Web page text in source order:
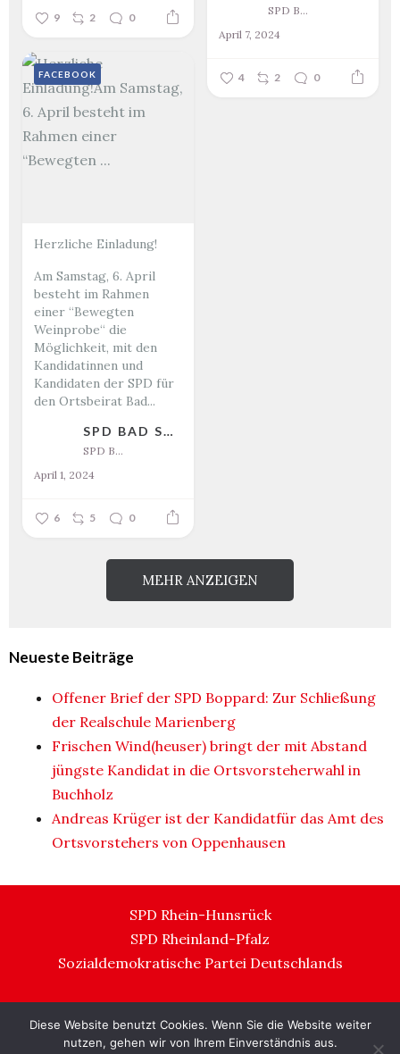
9 2 0
SPD Bad Salzig
April 7, 2024
4 2 0
Herzliche Einladung!
Am Samstag, 6. April
besteht im Rahmen
einer “Bewegten
Weinprobe“ die
Möglichkeit, mit den
Kandidatinnen und
Kandidaten der SPD für
den Ortsbeirat Bad...
SPD BAD SALZIG
SPD Bad Salzig
April 1, 2024
FACEBOOK
6 5 0
MEHR ANZEIGEN
Neueste Beiträge
Offener Brief der SPD Boppard: Zur Schließung
der Realschule Marienberg
Frischen Wind(heuser) bringt der mit Abstand
jüngste Kandidat in die Ortsvorsteherwahl in
Buchholz
Andreas Krüger ist der Kandidatfür das Amt des
Ortsvorstehers von Oppenhausen
SPD Rhein-Hunsrück
SPD Rheinland-Pfalz
Sozialdemokratische Partei Deutschlands
Impressum und Datenschutz
Diese Website benutzt Cookies. Wenn Sie die Website weiter
nutzen, gehen wir von Ihrem Einverständnis aus.